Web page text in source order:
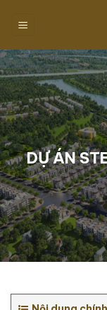
đến
dung
DỰ ÁN